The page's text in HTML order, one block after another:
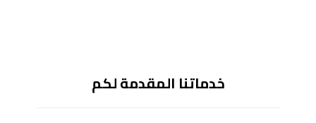
خدماتنا المقدمة لكم